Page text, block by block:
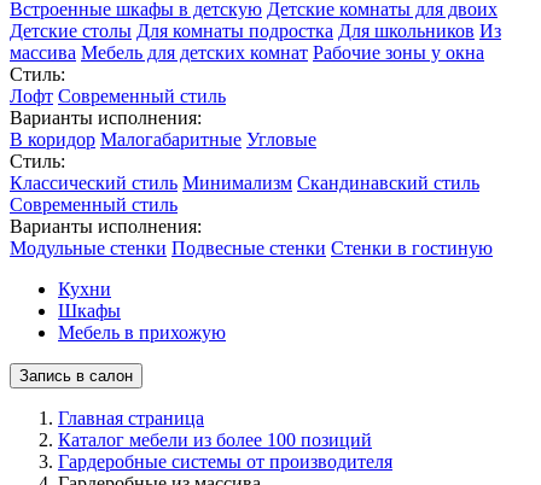
Встроенные шкафы в детскую Детские комнаты для двоих
Детские столы Для комнаты подростка Для школьников Из
массива Мебель для детских комнат Рабочие зоны у окна
Стиль:
Лофт Современный стиль
Варианты исполнения:
В коридор Малогабаритные Угловые
Стиль:
Классический стиль Минимализм Скандинавский стиль
Современный стиль
Варианты исполнения:
Модульные стенки Подвесные стенки Стенки в гостиную
Кухни
Шкафы
Мебель в прихожую
Запись в салон
Главная страница
Каталог мебели из более 100 позиций
Гардеробные системы от производителя